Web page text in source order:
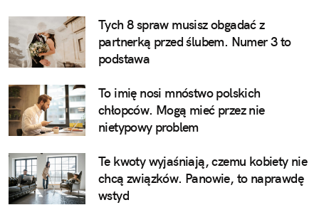
Tych 8 spraw musisz obgadać z
partnerką przed ślubem. Numer 3 to
podstawa
To imię nosi mnóstwo polskich
chłopców. Mogą mieć przez nie
nietypowy problem
Te kwoty wyjaśniają, czemu kobiety nie
chcą związków. Panowie, to naprawdę
wstyd